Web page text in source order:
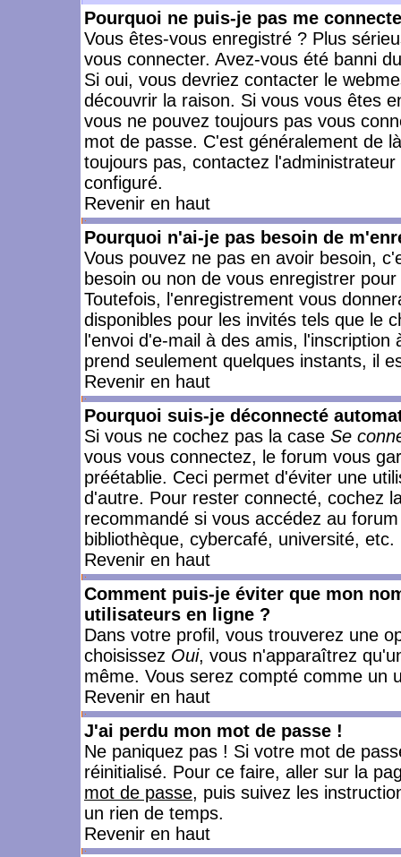
Pourquoi ne puis-je pas me
Vous êtes-vous enregistré ? Plus
vous connecter. Avez-vous été banni
Si oui, vous devriez contacter le
découvrir la raison. Si vous vous êtes
vous ne pouvez toujours pas vous
mot de passe. C'est généralement de
toujours pas, contactez
configuré.
Revenir en haut
Pourquoi n'ai-je pas besoin de
Vous pouvez ne pas en avoir besoin,
besoin ou non de vous enregistrer
Toutefois, l'enregistrement vous
disponibles pour les invités tels que le
l'envoi d'e-mail à des amis,
prend seulement quelques instants, il
Revenir en haut
Pourquoi suis-je déconnecté
Si vous ne cochez pas la case Se
vous vous connectez, le forum vous
préétablie. Ceci permet d'éviter une
d'autre. Pour rester connecté, cochez
recommandé si vous accédez au
bibliothèque, cybercafé, université, etc.
Revenir en haut
Comment puis-je éviter que mon
utilisateurs en ligne ?
Dans votre profil, vous trouverez une
choisissez Oui, vous n'apparaîtrez
même. Vous serez compté comme un
Revenir en haut
J'ai perdu mon mot de passe !
Ne paniquez pas ! Si votre mot de
réinitialisé. Pour ce faire, aller sur la
mot de passe, puis suivez les
un rien de temps.
Revenir en haut